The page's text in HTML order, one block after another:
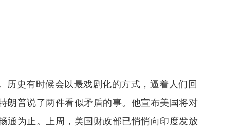
历史有时候会以最戏剧化的方式，逼着人们回
朗普说了两件看似矛盾的事。他宣布美国将对
通为止。上周，美国财政部已悄悄向印度发放